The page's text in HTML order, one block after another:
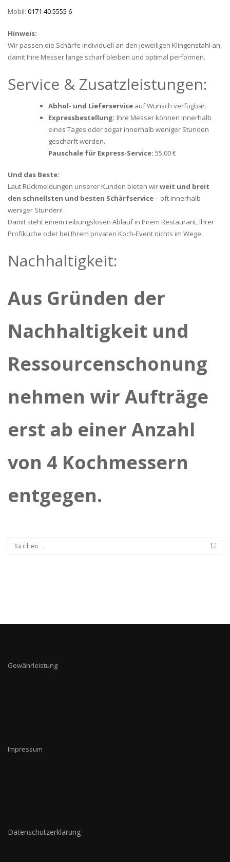
Mobil: 0171 40 5555 6
Hinweis:
Wir passen die Schärfe individuell an den jeweiligen Klingenstahl an,
damit Ihre Messer lange scharf bleiben und optimal performen.
Service & Zusatzleistungen:
Abhol- und Lieferservice auf Wunsch verfügbar.
Expressbestellung: Ihre Messer können innerhalb
eines Tages oder sogar innerhalb weniger Stunden
geschärft werden.
Pauschale für Express-Service: 55,00 €
Und das Beste:
Laut Rückmeldungen unserer Kunden bieten wirweit und breit
den schnellsten und besten Schärfservice– oft innerhalb
weniger Stunden!
Damit steht einem reibungslosen Ablauf in Ihrem Restaurant, Ihrer
Profiküche oder bei Ihrem privaten Koch-Event nichts im Wege.
Nachhaltigkeit:
Aus Gründen der
Nachhaltigkeit und
Ressourcenschonung
nehmen wir Aufträge
erst ab einer Anzahl
von 4 Kochmessern
entgegen.
Gewährleistung
Impressum
Datenschutzerklärung